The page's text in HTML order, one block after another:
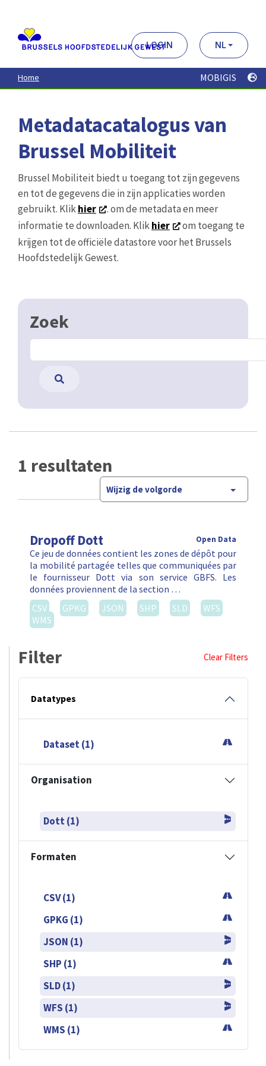
contenu
principal
LOGIN NL
Home MOBIGIS
Metadatacatalogus van
Brussel Mobiliteit
Brussel Mobiliteit biedt u toegang tot zijn gegevens
en tot de gegevens die in zijn applicaties worden
gebruikt. Klikhier
. om de metadata en meer
informatie te downloaden. Klikhier
om toegang te
krijgen tot de officiële datastore voor het Brussels
Hoofdstedelijk Gewest.
Zoek
1 resultaten
Wijzig de volgorde
Dropoff Dott Open Data
Ce jeu de données contient les zones de dépôt pour
la mobilité partagée telles que communiquées par
le fournisseur Dott via son service GBFS. Les
données proviennent de la section …
CSV
GPKG JSON SHP SLD
WFS
WMS
Filter Clear Filters
Datatypes
Dataset (1)
Organisation
Dott (1)
Formaten
CSV (1)
GPKG (1)
JSON (1)
SHP (1)
SLD (1)
WFS (1)
WMS (1)